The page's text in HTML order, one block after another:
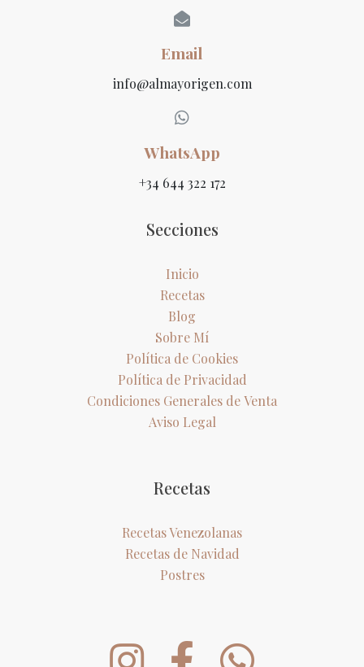
Email
info@almayorigen.com
WhatsApp
+34 644 322 172
Secciones
Inicio
Recetas
Blog
Sobre Mí
Política de Cookies
Política de Privacidad
Condiciones Generales de Venta
Aviso Legal
Recetas
Recetas Venezolanas
Recetas de Navidad
Postres